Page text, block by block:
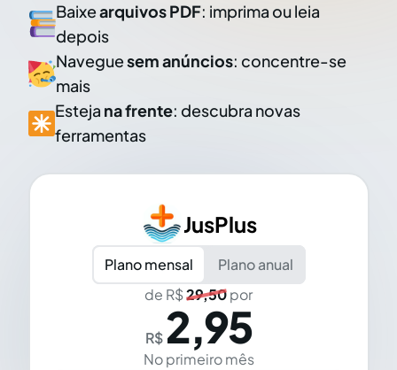
Baixearquivos PDF: imprima ou leia
depois
Naveguesem anúncios: concentre-se
mais
Esteja na frente: descubra novas
ferramentas
JusPlus
Plano mensal
Plano anual
de R$29,50por
R$ 2,95
No primeiro mês